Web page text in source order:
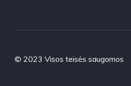
© 2023 Visos teisės saugomos